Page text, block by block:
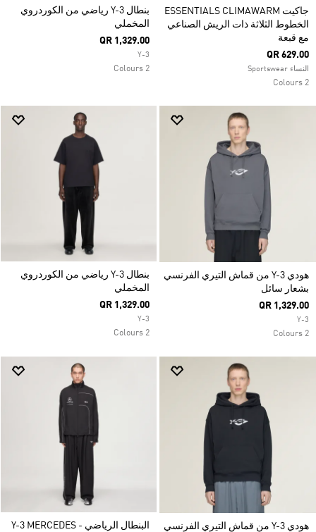
جاكيت ESSENTIALS CLIMAWARM
الخطوط الثلاثة ذات الريش الصناعي
مع قبعة
QR 629.00
النساء Sportswear
2 Colours
بنطال Y-3 رياضي من الكوردروي
المخملي
QR 1,329.00
Y-3
2 Colours
هودي Y-3 من قماش التيري الفرنسي
بشعار سائل
QR 1,329.00
Y-3
2 Colours
بنطال Y-3 رياضي من الكوردروي
المخملي
QR 1,329.00
Y-3
2 Colours
هودي Y-3 من قماش التيري الفرنسي
البنطال الرياضي Y-3 MERCEDES -